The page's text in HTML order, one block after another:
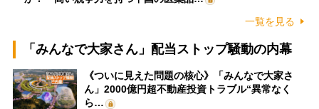
一覧を見る
「みんなで大家さん」配当ストップ騒動の内幕
《ついに見えた問題の核心》「みんなで大家さ
ん」2000億円超不動産投資トラブル“異常なく
ら…